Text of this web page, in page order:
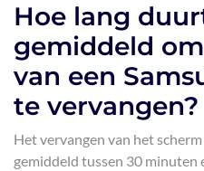
Hoe lang
gemiddeld
van een
te vervangen?
Het vervangen van het
gemiddeld tussen 30 minuten